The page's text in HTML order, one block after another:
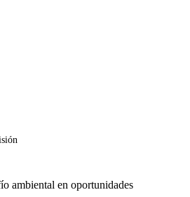
ambiental en oportunidades